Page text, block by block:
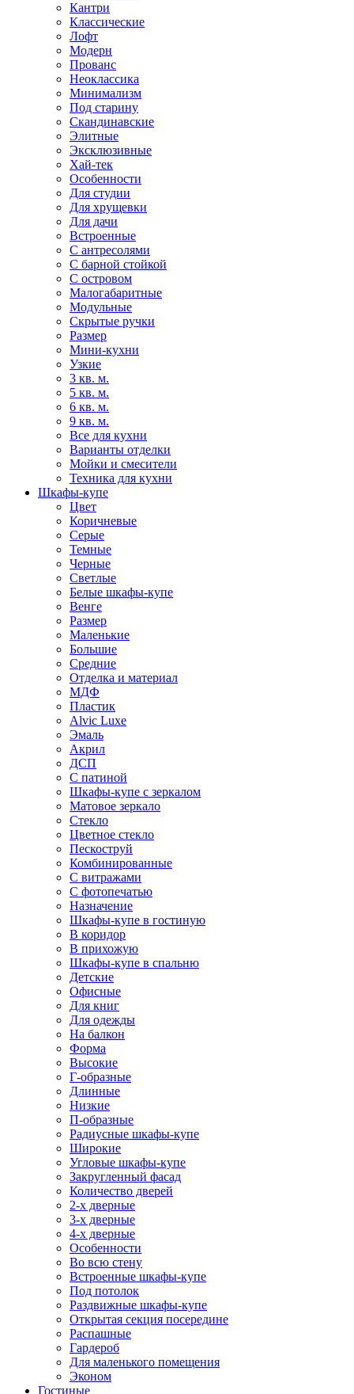
Кантри
Классические
Лофт
Модерн
Прованс
Неоклассика
Минимализм
Под старину
Скандинавские
Элитные
Эксклюзивные
Хай-тек
Особенности
Для студии
Для хрущевки
Для дачи
Встроенные
С антресолями
С барной стойкой
С островом
Малогабаритные
Модульные
Скрытые ручки
Размер
Мини-кухни
Узкие
3 кв. м.
5 кв. м.
6 кв. м.
9 кв. м.
Все для кухни
Варианты отделки
Мойки и смесители
Техника для кухни
Шкафы-купе
Цвет
Коричневые
Серые
Темные
Черные
Светлые
Белые шкафы-купе
Венге
Размер
Маленькие
Большие
Средние
Отделка и материал
МДФ
Пластик
Alvic Luxe
Эмаль
Акрил
ДСП
С патиной
Шкафы-купе с зеркалом
Матовое зеркало
Стекло
Цветное стекло
Пескоструй
Комбинированные
С витражами
С фотопечатью
Назначение
Шкафы-купе в гостиную
В коридор
В прихожую
Шкафы-купе в спальню
Детские
Офисные
Для книг
Для одежды
На балкон
Форма
Высокие
Г-образные
Длинные
Низкие
П-образные
Радиусные шкафы-купе
Широкие
Угловые шкафы-купе
Закругленный фасад
Количество дверей
2-х дверные
3-х дверные
4-х дверные
Особенности
Во всю стену
Встроенные шкафы-купе
Под потолок
Раздвижные шкафы-купе
Открытая секция посередине
Распашные
Гардероб
Для маленького помещения
Эконом
Гостиные